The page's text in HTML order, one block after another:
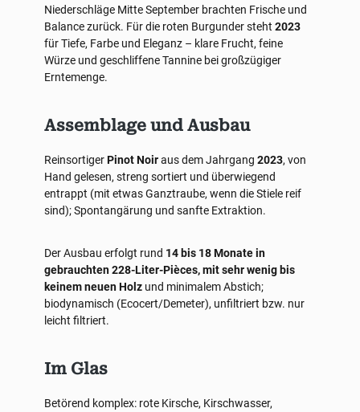
Niederschläge Mitte September brachten Frische und
Balance zurück. Für die roten Burgunder steht 2023
für Tiefe, Farbe und Eleganz – klare Frucht, feine
Würze und geschliffene Tannine bei großzügiger
Erntemenge.
Assemblage und Ausbau
ReinsortigerPinot Noiraus dem Jahrgang 2023, von
Hand gelesen, streng sortiert und überwiegend
entrappt (mit etwas Ganztraube, wenn die Stiele reif
sind); Spontangärung und sanfte Extraktion.
Der Ausbau erfolgt rund 14 bis 18 Monate in
gebrauchten 228-Liter-Pièces, mit sehr wenig bis
keinem neuen Holz und minimalem Abstich;
biodynamisch (Ecocert/Demeter), unfiltriert bzw. nur
leicht filtriert.
Im Glas
Betörend komplex: rote Kirsche, Kirschwasser,